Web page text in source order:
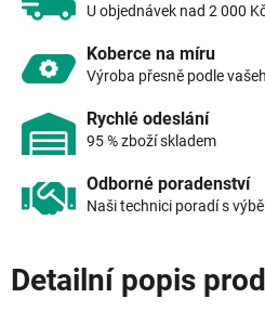
U objednávek nad 2 000
Koberce na míru
Výroba přesně podle
Rychlé odeslání
95 % zboží skladem
Odborné poradenství
Naši technici poradí s
Detailní popis